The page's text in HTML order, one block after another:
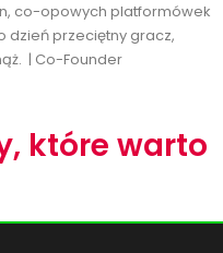
co-opowych platformówek
dzień przeciętny gracz,
| Co-Founder
które warto